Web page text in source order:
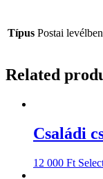
Típus Postai
Related
Családi
12 000 Ft